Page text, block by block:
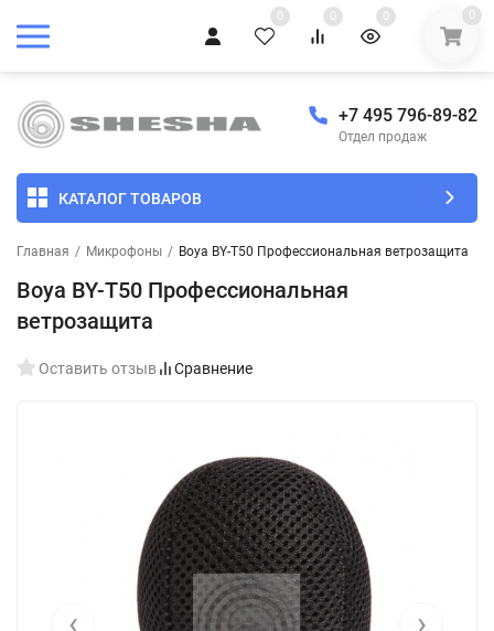
0 0 0 0
+7 495 796-89-82
Отдел продаж
КАТАЛОГ ТОВАРОВ
Главная / Микрофоны / Boya BY-T50 Профессиональная ветрозащита
Boya BY-T50 Профессиональная
ветрозащита
Оставить отзыв Сравнение
‹ ›